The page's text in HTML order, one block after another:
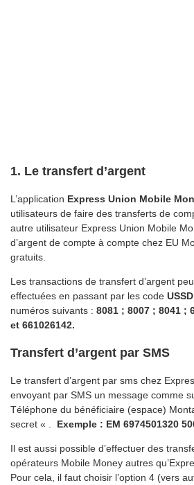
1. Le transfert d’argent
L’application Express Union Mobile
utilisateurs de faire des transferts de
autre utilisateur Express Union Mobile
d’argent de compte à compte chez EU
gratuits.
Les transactions de transfert d’argent
effectuées en passant par les code
numéros suivants : 8081 ; 8007 ; 8041 ;
et 661026142.
Transfert d’argent par SMS
Le transfert d’argent par sms chez
envoyant par SMS un message comme
Téléphone du bénéficiaire (espace)
secret « . Exemple : EM 6974501320
Il est aussi possible d’effectuer des
opérateurs Mobile Money autres
Pour cela, il faut choisir l’option 4 (vers